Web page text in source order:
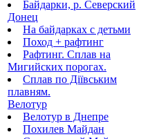
Байдарки, р. Северский
Донец
На байдарках с детьми
Поход + рафтинг
Рафтинг. Сплав на
Мигийских порогах.
Сплав по Діївським
плавням.
Велотур
Велотур в Днепре
Похилев Майдан